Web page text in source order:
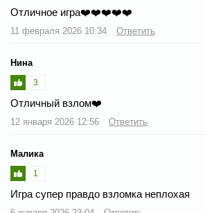
Отличное игра❤️❤️❤️❤️❤️
11 февраля 2026 10:34 Ответить
Нина
3
Отличный взлом❤️
12 января 2026 12:56 Ответить
Малика
1
Игра супер правдо взломка неплохая